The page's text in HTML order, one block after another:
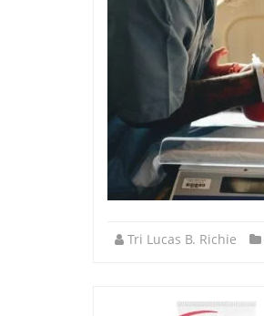
Tri Lucas B. Richie